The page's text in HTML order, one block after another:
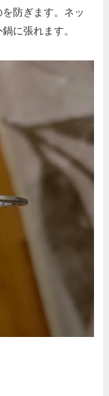
防ぎます。ネッ
に張れます。